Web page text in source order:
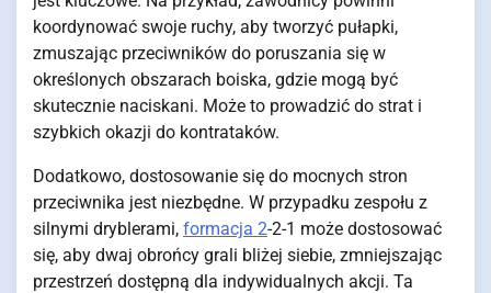
koordynować swoje ruchy, aby tworzyć pułapki,
zmuszając przeciwników do poruszania się w
określonych obszarach boiska, gdzie mogą być
skutecznie naciskani. Może to prowadzić do strat i
szybkich okazji do kontrataków.
Dodatkowo, dostosowanie się do mocnych stron
przeciwnika jest niezbędne. W przypadku zespołu z
silnymi dryblerami, formacja 2-2-1 może dostosować
się, aby dwaj obrońcy grali bliżej siebie, zmniejszając
przestrzeń dostępną dla indywidualnych akcji. Ta